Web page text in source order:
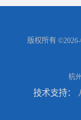
版权所有 ©2026-
杭
技术支持：